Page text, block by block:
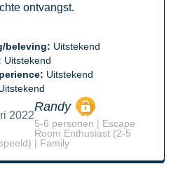
ontvangst.
beleving: Uitstekend
Uitstekend
Uitstekend
2022
Randy
5-6 personen | Escape
Room Enthusiast (2-5
| Family